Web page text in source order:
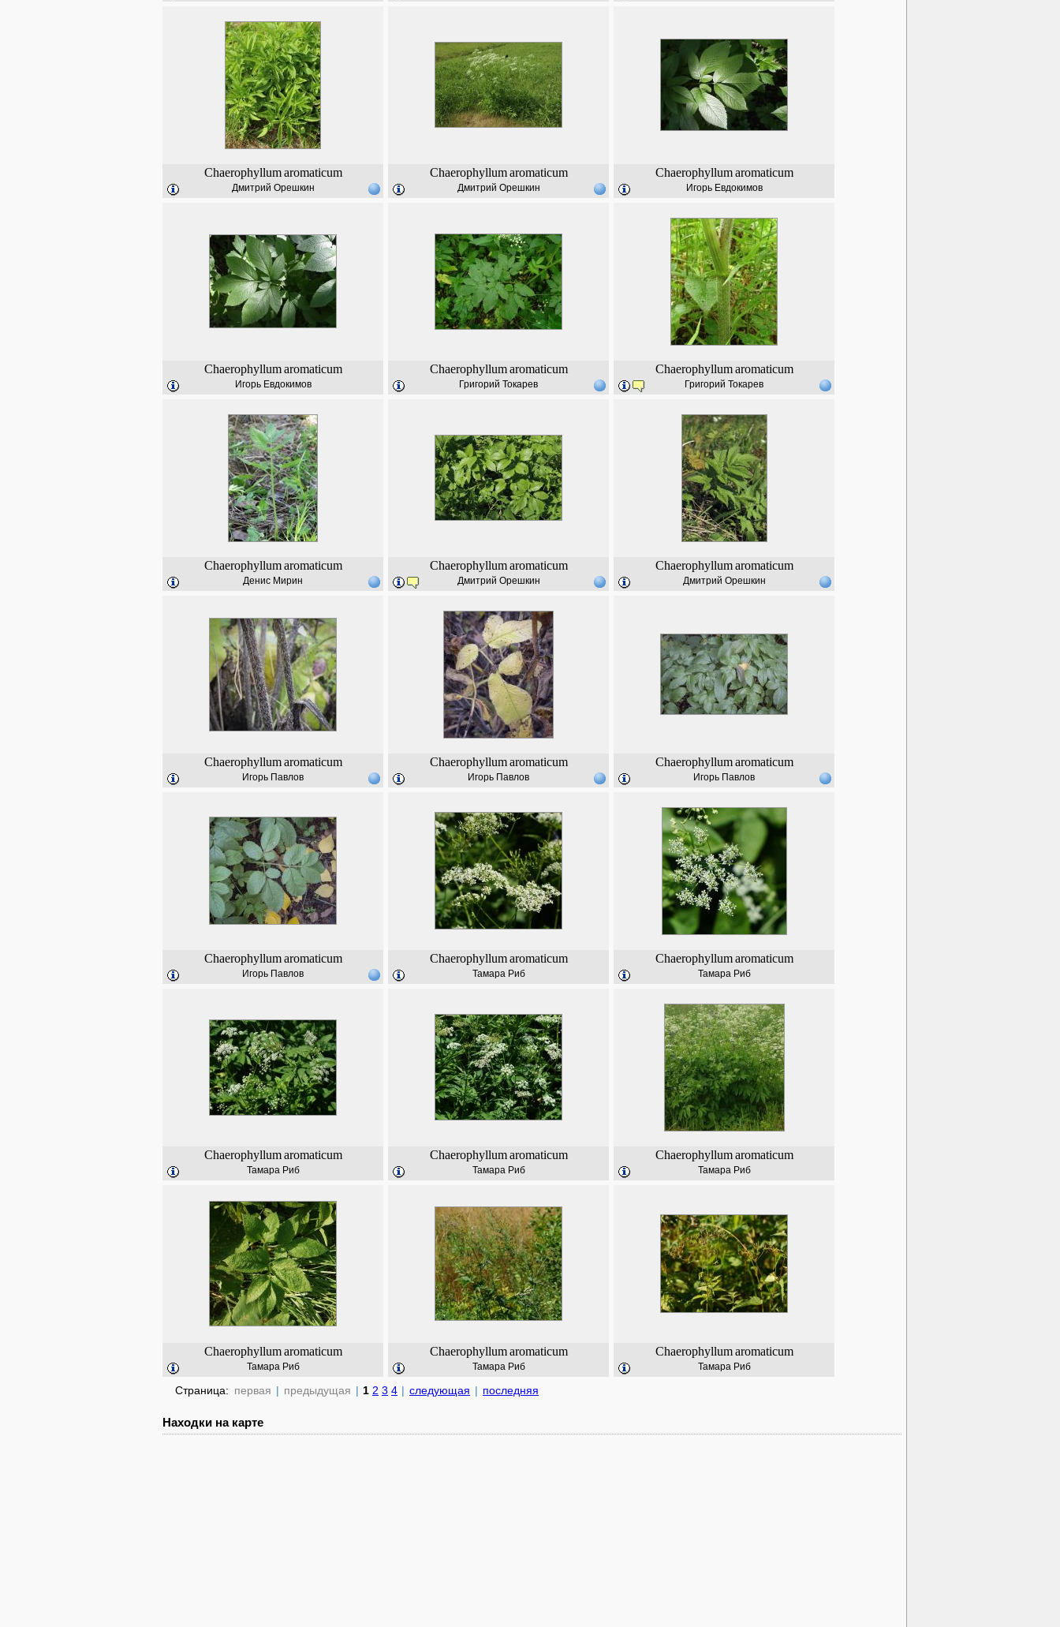
Chaerophyllum aromaticum
Дмитрий Орешкин
Chaerophyllum aromaticum
Дмитрий Орешкин
Chaerophyllum aromaticum
Игорь Евдокимов
Chaerophyllum aromaticum
Игорь Евдокимов
Chaerophyllum aromaticum
Григорий Токарев
Chaerophyllum aromaticum
Григорий Токарев
Chaerophyllum aromaticum
Денис Мирин
Chaerophyllum aromaticum
Дмитрий Орешкин
Chaerophyllum aromaticum
Дмитрий Орешкин
Chaerophyllum aromaticum
Игорь Павлов
Chaerophyllum aromaticum
Игорь Павлов
Chaerophyllum aromaticum
Игорь Павлов
Chaerophyllum aromaticum
Игорь Павлов
Chaerophyllum aromaticum
Тамара Риб
Chaerophyllum aromaticum
Тамара Риб
Chaerophyllum aromaticum
Тамара Риб
Chaerophyllum aromaticum
Тамара Риб
Chaerophyllum aromaticum
Тамара Риб
Chaerophyllum aromaticum
Тамара Риб
Chaerophyllum aromaticum
Тамара Риб
Chaerophyllum aromaticum
Тамара Риб
Страница: первая | предыдущая | 1 2 3 4 | следующая | последняя
Находки на карте